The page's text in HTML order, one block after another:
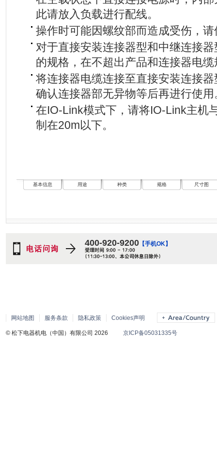
此请放入负载进行配线。
操作时可能因螺纹部而造成受伤，
对于直接安装连接器型和中继连接
的规格，在不超出产品和连接器电
将连接器电缆连接至直接安装连接
确认连接器部无异物等后再进行使用
在IO-Link模式下，请将IO-Link主机
制在20m以下。
基本信息 用途 种类 规格 尺寸图
400-920-9200 【手机OK】
网站地图 服务条款 隐私政策 Cookies声明
© 松下电器机电（中国）有限公司 2026 京ICP备05031335号